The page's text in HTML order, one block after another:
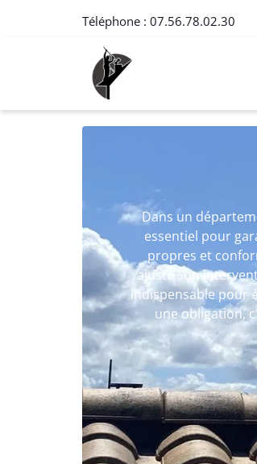
Téléphone : 07.56.78.02.30
Dans un
essentiel pour
propres et
ajuste son
indispensable pour
une obligation,